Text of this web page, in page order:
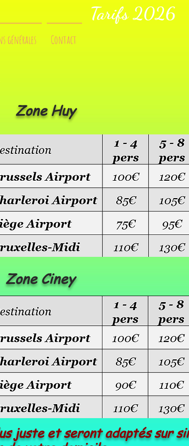
générales Contact
Tarifs 2026
Zone Huy
Zone Ciney
juste et seront adaptés sur